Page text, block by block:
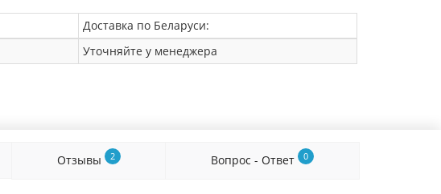
Доставка по Беларуси:
Уточняйте у менеджера
Отзывы 2 Вопрос - Ответ 0